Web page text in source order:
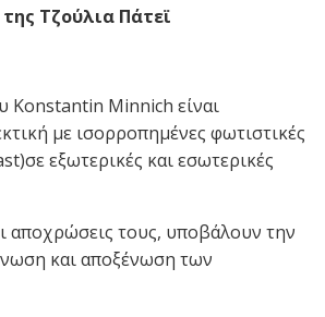
Τζούλια Πάτεϊ
Konstantin Minnich είναι
με ισορροπημένες φωτιστικές
εξωτερικές και εσωτερικές
αποχρώσεις τους, υποβάλουν την
και αποξένωση των